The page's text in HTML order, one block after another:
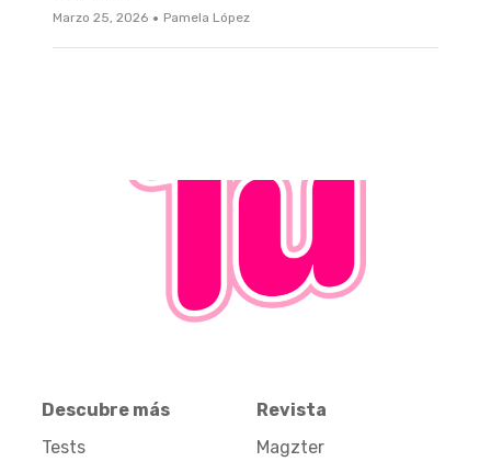
Marzo 25, 2026 · Pamela López
Descubre más
Tests
Revista
Magzter